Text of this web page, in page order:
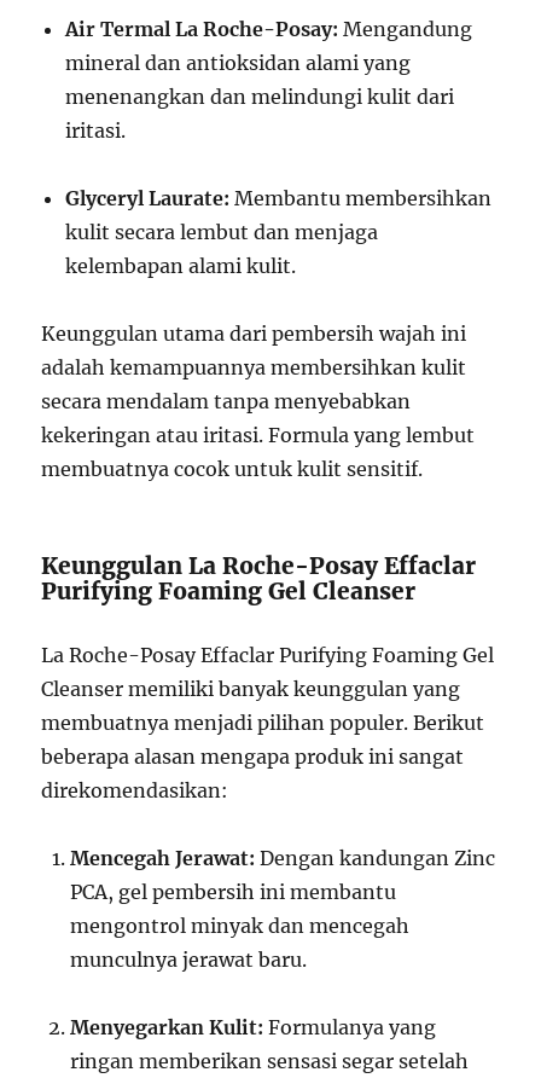
Air Termal La Roche-Posay: Mengandung
mineral dan antioksidan alami yang
menenangkan dan melindungi kulit dari
iritasi.
Glyceryl Laurate: Membantu membersihkan
kulit secara lembut dan menjaga
kelembapan alami kulit.
Keunggulan utama dari pembersih wajah ini
adalah kemampuannya membersihkan kulit
secara mendalam tanpa menyebabkan
kekeringan atau iritasi. Formula yang lembut
membuatnya cocok untuk kulit sensitif.
Keunggulan La Roche-Posay Effaclar
Purifying Foaming Gel Cleanser
La Roche-Posay Effaclar Purifying Foaming Gel
Cleanser memiliki banyak keunggulan yang
membuatnya menjadi pilihan populer. Berikut
beberapa alasan mengapa produk ini sangat
direkomendasikan:
Mencegah Jerawat: Dengan kandungan Zinc
PCA, gel pembersih ini membantu
mengontrol minyak dan mencegah
munculnya jerawat baru.
Menyegarkan Kulit: Formulanya yang
ringan memberikan sensasi segar setelah